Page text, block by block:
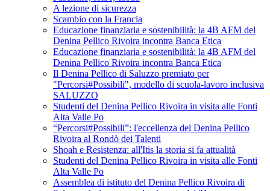
A lezione di sicurezza
Scambio con la Francia
Educazione finanziaria e sostenibilità: la 4B AFM del
Denina Pellico Rivoira incontra Banca Etica
Educazione finanziaria e sostenibilità: la 4B AFM del
Denina Pellico Rivoira incontra Banca Etica
Il Denina Pellico di Saluzzo premiato per
"Percorsi#Possibili", modello di scuola-lavoro inclusiva
SALUZZO
Studenti del Denina Pellico Rivoira in visita alle Fonti
Alta Valle Po
“Percorsi#Possibili”: l'eccellenza del Denina Pellico
Rivoira al Rondò dei Talenti
Shoah e Resistenza: all'Itis la storia si fa attualità
Studenti del Denina Pellico Rivoira in visita alle Fonti
Alta Valle Po
Assemblea di istituto del Denina Pellico Rivoira di